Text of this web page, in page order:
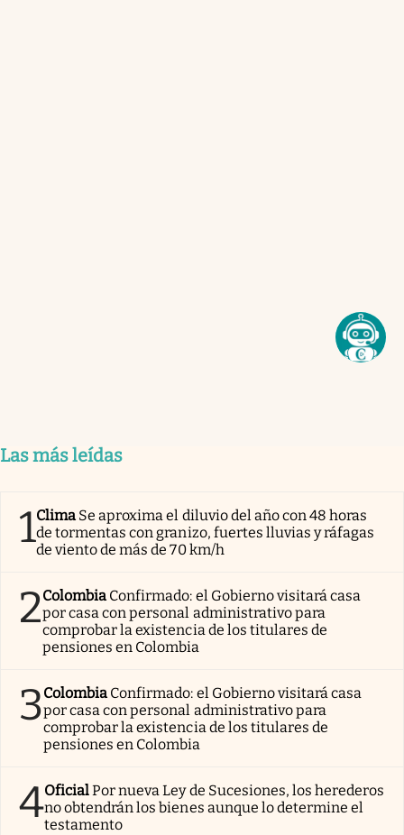
Las más leídas
1Clima Se aproxima el diluvio del año con 48 horas
de tormentas con granizo, fuertes lluvias y ráfagas
de viento de más de 70 km/h
2Colombia Confirmado: el Gobierno visitará casa
por casa con personal administrativo para
comprobar la existencia de los titulares de
pensiones en Colombia
3Colombia Confirmado: el Gobierno visitará casa
por casa con personal administrativo para
comprobar la existencia de los titulares de
pensiones en Colombia
4OficialPor nueva Ley de Sucesiones, los herederos
no obtendrán los bienes aunque lo determine el
testamento